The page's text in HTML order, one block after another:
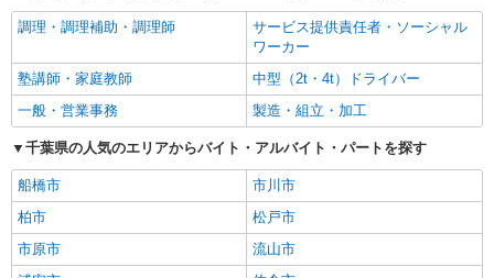
調理・調理補助・調理師
サービス提供責任者・ソーシャル
ワーカー
塾講師・家庭教師
中型（2t・4t）ドライバー
一般・営業事務
製造・組立・加工
千葉県の人気のエリアからバイト・アルバイト・パートを探す
船橋市
市川市
柏市
松戸市
市原市
流山市